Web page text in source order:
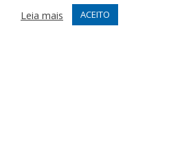
serão atendidas.
Leia mais
ACEITO